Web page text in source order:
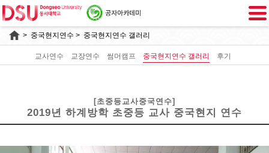
> 중국현지연수 > 중국현지연수 갤러리
교사연수 교장연수 썸머캠프 중국현지연수 갤러리 후기
[초중등교사중국연수]
2019년 하계방학 초중등 교사 중국현지 연수